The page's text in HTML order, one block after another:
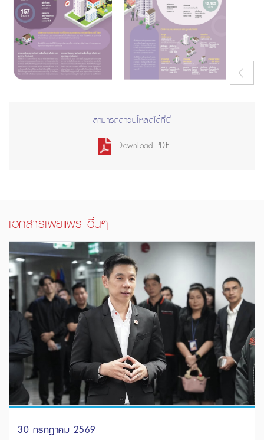
สามารถดาวน์โหลดได้ที่นี่
Download PDF
เอกสารเผยแพร่ อื่นๆ
30 กรกฎาคม 2569